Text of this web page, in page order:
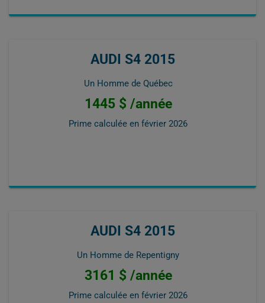
AUDI S4 2015
Un Homme de Québec
1445 $ /année
Prime calculée en février 2026
AUDI S4 2015
Un Homme de Repentigny
3161 $ /année
Prime calculée en février 2026